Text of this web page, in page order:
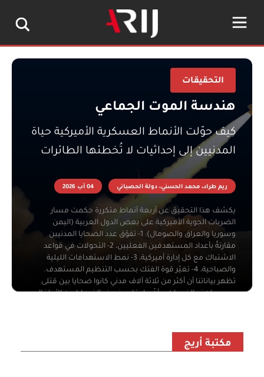
التحقيقات
يكشف هذا التحقيق عن أربعة أنماط متكررة حكمت مسار
الضربات الجوية الأميركية على بعض الدول العربية (اليمن
وسوريا والعراق والصومال): 1- تفوّق عدد الضحايا المدنيين
مقارنةً بأعداد المستهدفين الفعليين، 2- التحولات في قواعد
الاشتباك مع كل إدارة أميركية، 3- نمط الاستهدافات الليلية
والصباحية، 4- تغيّر قوة الفتك بحسب التنظيم المستهدف.
تظهر بياناتنا أن أكثر من ثلاثة آلاف مدني كانوا ضحايا بين قتلى
وجرحى لهذه الضربات، وأنّ ما يقارب نصف الضحايا من الأطفال.
ريم طراد، محمد الحسني، دولة الحصباني 04 آب 2026
كيف حوّلت الأنماط العسكرية الأميركية حياة
المدنيين إلى إحداثيات لا تُخطئها الطائرات
هندسة الموت الجماعي
مكتبة أريج